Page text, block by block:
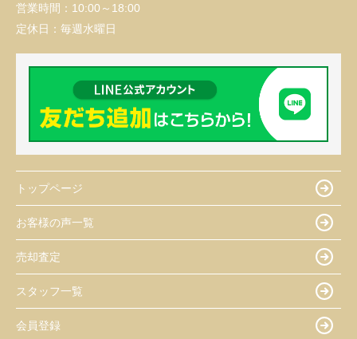
営業時間： 10:00～18:00
定休日： 毎週水曜日
トップページ
お客様の声一覧
売却査定
スタッフ一覧
会員登録